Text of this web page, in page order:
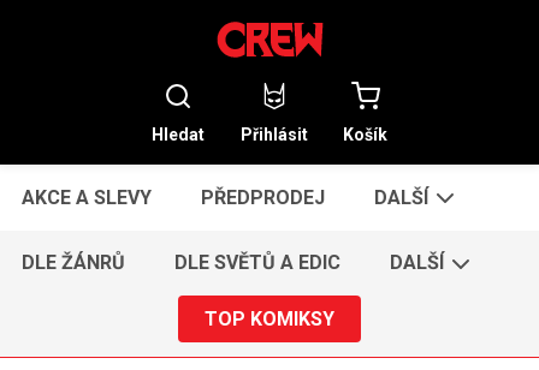
Hledat Přihlásit Košík
AKCE A SLEVY PŘEDPRODEJ DALŠÍ
DLE ŽÁNRŮ DLE SVĚTŮ A EDIC DALŠÍ
TOP KOMIKSY